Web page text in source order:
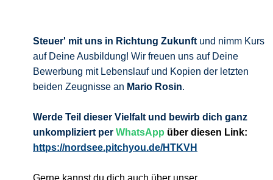
Steuer' mit uns in Richtung Zukunft und nimm Kurs
auf Deine Ausbildung! Wir freuen uns auf Deine
Bewerbung mit Lebenslauf und Kopien der letzten
beiden Zeugnisse an Mario Rosin.
Werde Teil dieser Vielfalt und bewirb dich ganz
unkompliziert per WhatsApp über diesen Link:
https://nordsee.pitchyou.de/HTKVH